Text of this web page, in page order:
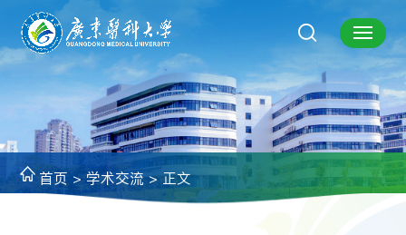
首页 >学术交流> 正文